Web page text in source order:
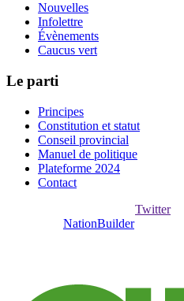
Nouvelles
Infolettre
Évènements
Caucus vert
Le parti
Principes
Constitution et statut
Conseil provincial
Manuel de politique
Plateforme 2024
Contact
Twitterou
NationBuilder